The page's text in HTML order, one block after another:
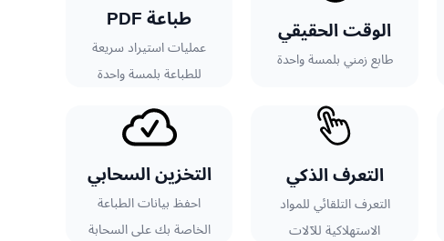
الوقت الحقيقي​
طابع زمني بلمسة واحدة
طباعة PDF
عمليات استيراد سريعة
للطباعة بلمسة واحدة
التعرف الذكي
التعرف التلقائي للمواد
الاستهلاكية للآلات
التخزين السحابي
احفظ بيانات الطباعة
الخاصة بك على السحابة